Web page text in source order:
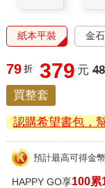
紙本平裝 金
79 折 379 元
買整套
認購希望書包，
預計最高可得金幣
HAPPY GO享100累